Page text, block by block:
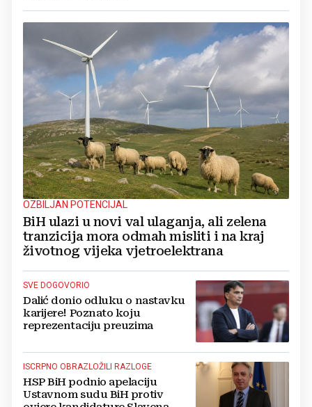
OZBILJAN POTENCIJAL
BiH ulazi u novi val ulaganja, ali zelena
tranzicija mora odmah misliti i na kraj
životnog vijeka vjetroelektrana
SVE DOGOVORIO
Dalić donio odluku o nastavku
karijere! Poznato koju
reprezentaciju preuzima
ISCRPNO OBRAZLOŽILI RAZLOGE
HSP BiH podnio apelaciju
Ustavnom sudu BiH protiv